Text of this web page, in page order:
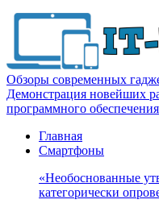
Обзоры современных
Демонстрация новейших
программного
Главная
Смартфоны
«Необоснованные
категорически